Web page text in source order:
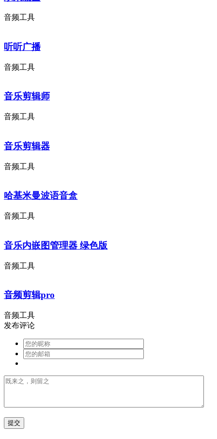
音频工具
听听广播
音频工具
音乐剪辑师
音频工具
音乐剪辑器
音频工具
哈基米曼波语音盒
音频工具
音乐内嵌图管理器 绿色版
音频工具
音频剪辑pro
音频工具
发布评论